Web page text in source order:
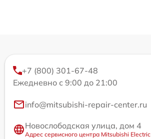
+7 (800) 301-67-48
Ежедневно с 9:00 до 21:00
info@mitsubishi-repair-center.ru
Новослободская улица, дом 4
Адрес сервисного центра Mitsubishi Electric